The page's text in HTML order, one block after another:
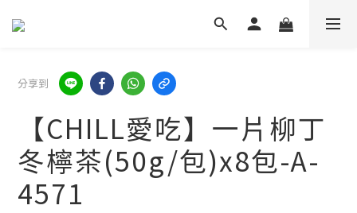
分享到
【CHILL愛吃】一片柳丁
冬檸茶(50g/包)x8包-A-
4571